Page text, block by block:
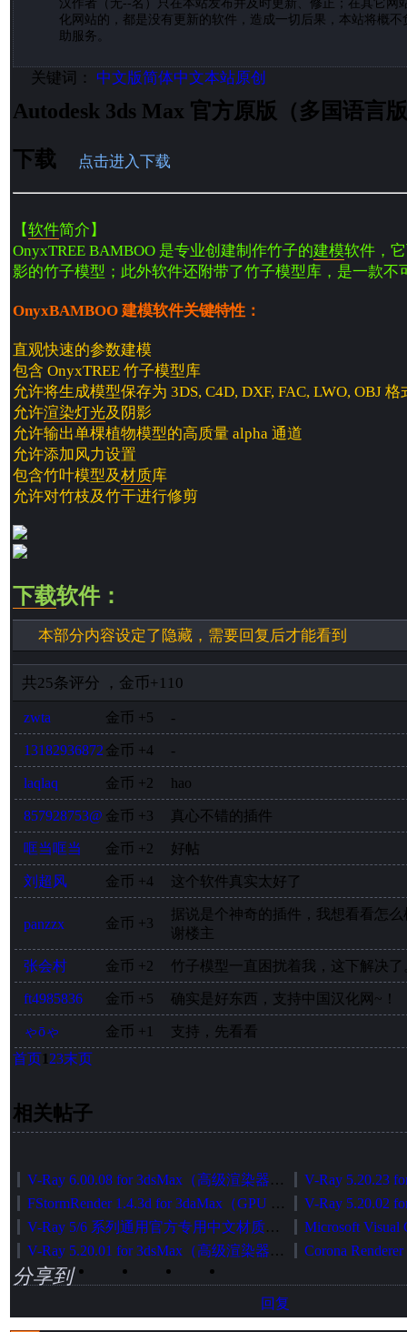
汉作者（无--名）只在本站发布并及时更新、修正；在其它网
化网站的，都是没有更新的软件，造成一切后果，本站将概
助服务。
关键词： 中文版简体中文本站原创
Autodesk 3ds Max 官方原版（多国语言
下载 点击进入下载
【软件简介】
OnyxTREE BAMBOO 是专业创建制作竹子的建模软件，
影的竹子模型；此外软件还附带了竹子模型库，是一款不
OnyxBAMBOO 建模软件关键特性：
直观快速的参数建模
包含 OnyxTREE 竹子模型库
允许将生成模型保存为 3DS, C4D, DXF, FAC, LWO, OBJ
允许渲染灯光及阴影
允许输出单棵植物模型的高质量 alpha 通道
允许添加风力设置
包含竹叶模型及材质库
允许对竹枝及竹干进行修剪
下载软件：
本部分内容设定了隐藏，需要回复后才能看到
共25条评分 ， 金币+110
zwta 金币 +5 -
13182936872 金币 +4 -
laqlaq 金币 +2 hao
857928753@ 金币 +3 真心不错的插件
哐当哐当 金币 +2 好帖
刘超风 金币 +4 这个软件真实太好了
panzzx 金币 +3
据说是个神奇的插件，我想看看怎么
谢楼主
张会村 金币 +2 竹子模型一直困扰着我，这下解决了
ft4985836 金币 +5 确实是好东西，支持中国汉化网~！
ゃōゃ 金币 +1
支持，先看看
首页1 23末页
相关帖子
V-Ray 6.00.08 for 3dsMax（高级渲染器）中英文切换加强版（官方正式发布版）
FStormRender 1.4.3d for 3daMax（GPU 无偏渲染器）简体中文版[智能安装版]
V-Ray 5/6 系列通用官方专用中文材质库智能安装包
V-Ray 5.20.01 for 3dsMax（高级渲染器）中英文切换加强版（官方正式发布版）
分享到
回复